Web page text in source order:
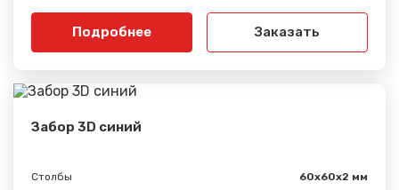
Подробнее Заказать
Забор 3D синий
Столбы
60х60х2 мм